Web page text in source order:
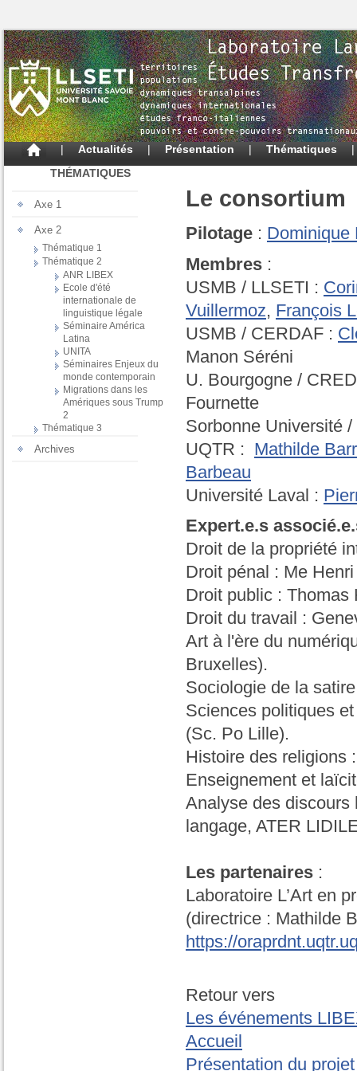
| Actualités | Présentation | Thématiques
THÉMATIQUES
Axe 1
Axe 2
Thématique 1
Thématique 2
ANR LIBEX
Ecole d'été
internationale de
linguistique légale
Séminaire América
Latina
UNITA
Séminaires Enjeux du
monde contemporain
Migrations dans les
Amériques sous Trump
2
Thématique 3
Archives
Le consortium
Pilotage : Dominique
Membres :
USMB / LLSETI :
Vuillermoz, François
USMB / CERDAF :
Manon Séréni
U. Bourgogne /
Fournette
Sorbonne Université
UQTR : Mathilde
Barbeau
Université Laval :
Expert.e.s
Droit de la propriété
Droit pénal : Me
Droit public : Thomas
Droit du travail :
Art à l'ère du
Bruxelles).
Sociologie de la
Sciences politiques
(Sc. Po Lille).
Histoire des religions
Enseignement et
Analyse des discours
langage, ATER
Les partenaires :
Laboratoire L’Art en
(directrice : Mathilde
https://
Les événements
Accueil
Présentation du projet